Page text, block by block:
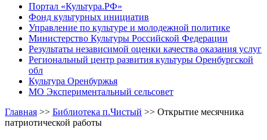
Портал «Культура.РФ»
Фонд культурных инициатив
Управление по культуре и молодежной политике
Министерство Культуры Российской Федерации
Результаты независимой оценки качества оказания услуг
Региональный центр развития культуры Оренбургской
обл
Культура Оренбуржья
МО Экспериментальный сельсовет
Главная >> Библиотека п.Чистый >> Открытие месячника
патриотической работы